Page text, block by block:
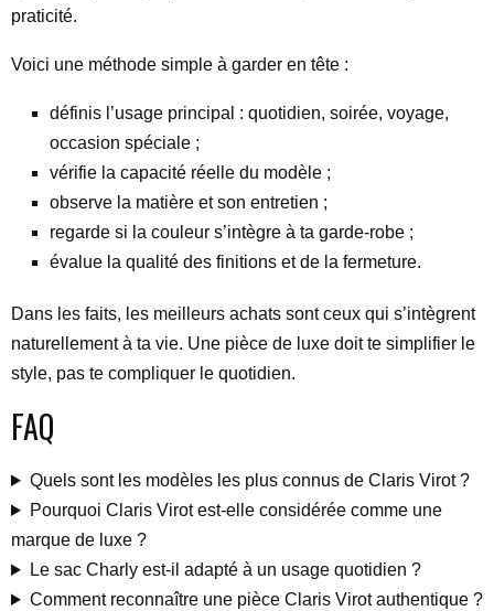
praticité.
Voici une méthode simple à garder en tête :
définis l’usage principal : quotidien, soirée, voyage,
occasion spéciale ;
vérifie la capacité réelle du modèle ;
observe la matière et son entretien ;
regarde si la couleur s’intègre à ta garde-robe ;
évalue la qualité des finitions et de la fermeture.
Dans les faits, les meilleurs achats sont ceux qui s’intègrent
naturellement à ta vie. Une pièce de luxe doit te simplifier le
style, pas te compliquer le quotidien.
FAQ
Quels sont les modèles les plus connus de Claris Virot ?
Pourquoi Claris Virot est-elle considérée comme une
marque de luxe ?
Le sac Charly est-il adapté à un usage quotidien ?
Comment reconnaître une pièce Claris Virot authentique ?